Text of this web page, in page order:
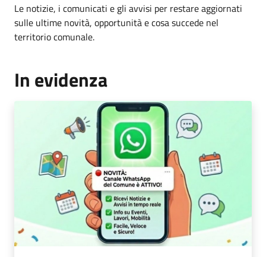
Le notizie, i comunicati e gli avvisi per restare aggiornati
sulle ultime novità, opportunità e cosa succede nel
territorio comunale.
In evidenza